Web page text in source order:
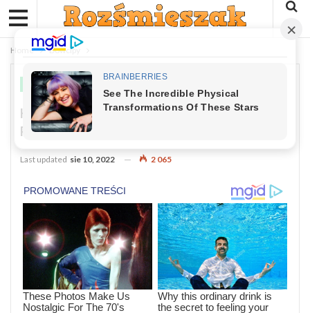
Home Dowcipy
DOWCIPY
Kawał: Na Spotkaniu Niemieckiej
Rodziny
Last updated sie 10, 2022 2 065